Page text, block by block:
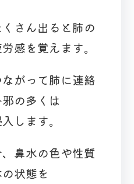
さん出ると肺の
感を覚えます。
がって肺に連絡
の多くは
します。
鼻水の色や性質
状態を